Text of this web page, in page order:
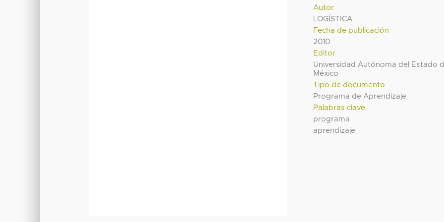
Autor
LOGÍSTICA
Fecha de publicación
2010
Editor
Universidad Autónoma del Estado
México
Tipo de documento
Programa de Aprendizaje
Palabras clave
programa
aprendizaje